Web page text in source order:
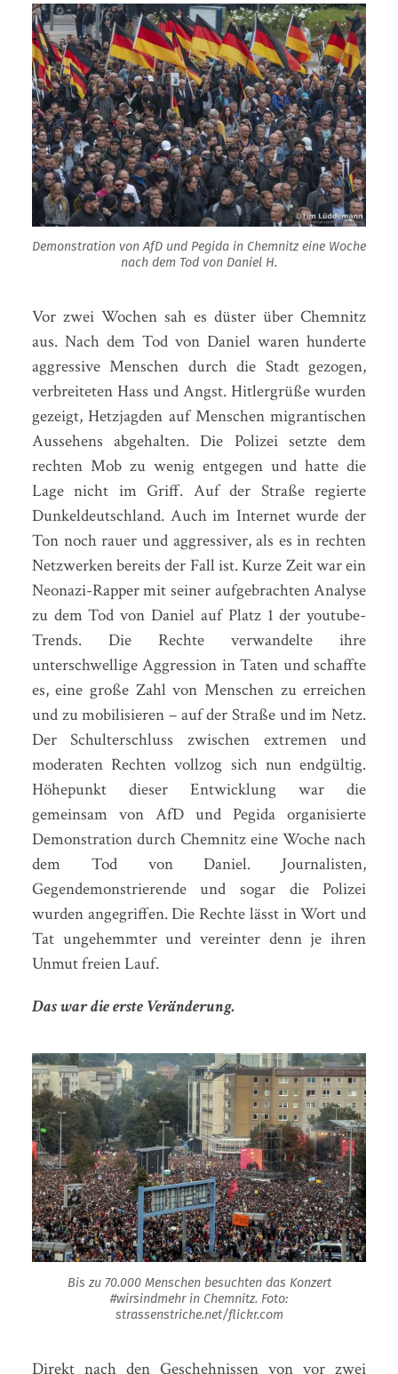
Demonstration von AfD und Pegida in Chemnitz eine Woche
nach dem Tod von Daniel H.
Vor zwei Wochen sah es düster über Chemnitz
aus. Nach dem Tod von Daniel waren hunderte
aggressive Menschen durch die Stadt gezogen,
verbreiteten Hass und Angst. Hitlergrüße wurden
gezeigt, Hetzjagden auf Menschen migrantischen
Aussehens abgehalten. Die Polizei setzte dem
rechten Mob zu wenig entgegen und hatte die
Lage nicht im Griff. Auf der Straße regierte
Dunkeldeutschland. Auch im Internet wurde der
Ton noch rauer und aggressiver, als es in rechten
Netzwerken bereits der Fall ist. Kurze Zeit war ein
Neonazi-Rapper mit seiner aufgebrachten Analyse
zu dem Tod von Daniel auf Platz 1 der youtube-
Trends. Die Rechte verwandelte ihre
unterschwellige Aggression in Taten und schaffte
es, eine große Zahl von Menschen zu erreichen
und zu mobilisieren – auf der Straße und im Netz.
Der Schulterschluss zwischen extremen und
moderaten Rechten vollzog sich nun endgültig.
Höhepunkt dieser Entwicklung war die
gemeinsam von AfD und Pegida organisierte
Demonstration durch Chemnitz eine Woche nach
dem Tod von Daniel. Journalisten,
Gegendemonstrierende und sogar die Polizei
wurden angegriffen. Die Rechte lässt in Wort und
Tat ungehemmter und vereinter denn je ihren
Unmut freien Lauf.
Das war die erste Veränderung.
Bis zu 70.000 Menschen besuchten das Konzert
#wirsindmehr in Chemnitz. Foto:
strassenstriche.net/flickr.com
Direkt nach den Geschehnissen von vor zwei